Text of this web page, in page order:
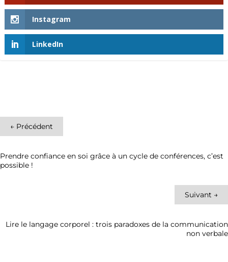
Instagram
LinkedIn
← Précédent
Prendre confiance en soi grâce à un cycle de conférences, c’est
possible !
Suivant →
Lire le langage corporel : trois paradoxes de la communication
non verbale